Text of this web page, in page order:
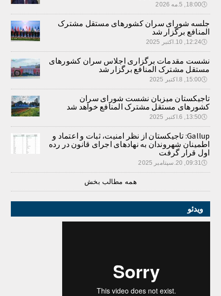
🕔18:00, 5.مه 2026
جلسه شورای سران کشورهای مستقل مشترک
المنافع برگزار شد
🕔12:24, 10.اکتبر 2025
نشست مقدمات برگزاری اجلاس سران کشورهای
مستقل مشترک المنافع برگزار شد
🕔15:00, 8.اکتبر 2025
تاجیکستان میزبان نشست شورای سران
کشورهای مستقل مشترک المنافع خواهد شد
🕔13:50, 6.اکتبر 2025
Gallup: تاجیکستان از نظر امنیت، ثبات و اعتماد و
اطمینان شهروندان به نهادهای اجرای قانون در رده
اول قرار گرفت
🕔09:31, 20.سپتامبر 2025
همه مطالب بخش
ویدئو